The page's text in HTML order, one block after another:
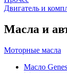
Двигатель и
Масла и
Моторные масла
Масло